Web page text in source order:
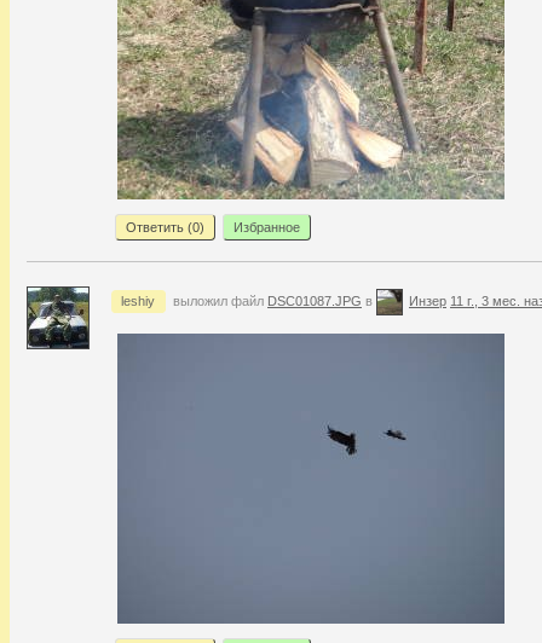
Ответить (0) Избранное
leshiy выложил файл DSC01087.JPG в Инзер 11 г., 3 мес.